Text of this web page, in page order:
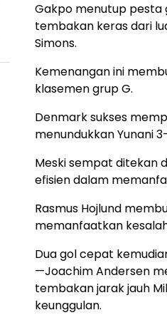
Gakpo menutup pesta
tembakan keras dari
Simons.
Kemenangan ini
klasemen grup G.
Denmark sukses
menundukkan Yunani
Meski sempat ditekan
efisien dalam
Rasmus Hojlund
memanfaatkan
Dua gol cepat
—Joachim Andersen
tembakan jarak jauh
keunggulan.